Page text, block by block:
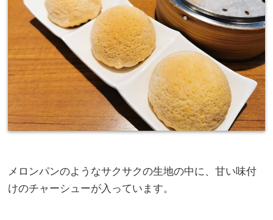
メロンパンのようなサクサクの生地の中に、甘い味付
けのチャーシューが入っています。